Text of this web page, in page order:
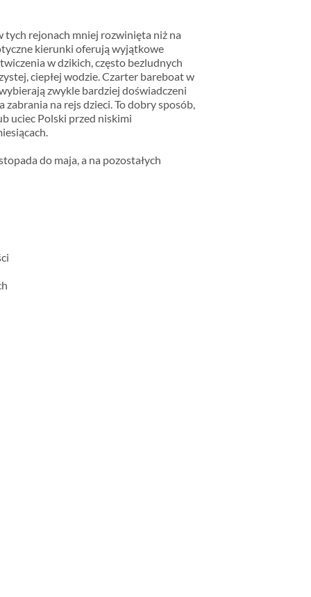
rejonach mniej rozwinięta niż na
kierunki oferują wyjątkowe
w dzikich, często bezludnych
ciepłej wodzie. Czarter bareboat w
zwykle bardziej doświadczeni
zabrania na rejs dzieci. To dobry sposób,
uciec Polski przed niskimi
do maja, a na pozostałych